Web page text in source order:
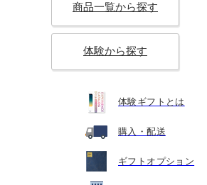
商品一覧から探す
体験から探す
体験ギフトとは
購入・配送
ギフトオプション